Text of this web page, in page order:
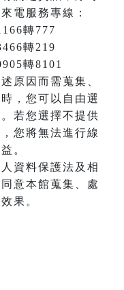
電服務專線：
轉777
轉219
轉8101
原因而需蒐集、
，您可以自由選
若您選擇不提供
您將無法進行線
。
資料保護法及相
意本館蒐集、處
果。